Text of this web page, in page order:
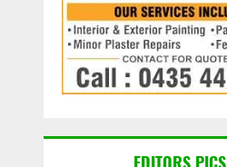
EDITORS PICS